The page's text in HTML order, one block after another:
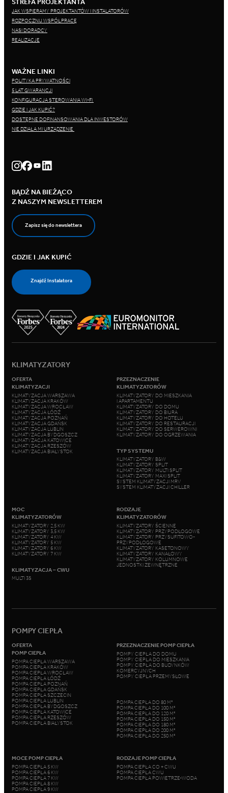
JAK WSPIERAMY PROJEKTANTÓW I INSTALATORÓW
ROZPOCZNIJ WSPÓŁPRACĘ
NASI DORADCY
REALIZACJE
WAŻNE LINKI
POLITYKA PRYWATNOŚCI
5 LAT GWARANCJI
KONFIGURACJA STEROWANIA WI-FI
GDZIE I JAK KUPIĆ?
DOSTĘPNE DOFINANSOWANIA DLA INWESTORÓW
NIE DZIAŁA MI URZĄDZENIE
BĄDŹ NA BIEŻĄCO
Z NASZYM NEWSLETTEREM
Zapisz się do newslettera
GDZIE I JAK KUPIĆ
Znajdź Instalatora
KLIMATYZATORY
OFERTA
KLIMATYZACJI
KLIMATYZACJA WARSZAWA
KLIMATYZACJA KRAKÓW
KLIMATYZACJA WROCŁAW
KLIMATYZACJA ŁÓDŹ
KLIMATYZACJA POZNAŃ
KLIMATYZACJA GDAŃSK
KLIMATYZACJA LUBLIN
KLIMATYZACJA BYDGOSZCZ
KLIMATYZACJA KATOWICE
KLIMATYZACJA RZESZÓW
KLIMATYZACJA BIAŁYSTOK
PRZEZNACZENIE
KLIMATYZATORÓW
KLIMATYZATORY DO MIESZKANIA
I APARTAMENTU
KLIMATYZATORY DO DOMU
KLIMATYZATORY DO BIURA
KLIMATYZATORY DO HOTELU
KLIMATYZATORY DO RESTAURACJI
KLIMATYZATORY DO SERWEROWNI
KLIMATYZATORY DO OGRZEWANIA
TYP SYSTEMU
KLIMATYZATORY B&W
KLIMATYZATORY SPLIT
KLIMATYZATORY MULTI SPLIT
KLIMATYZATORY MAXI SPLIT
SYSTEM KLIMATYZACJI MRV
SYSTEM KLIMATYZACJI CHILLER
MOC
KLIMATYZATORÓW
KLIMATYZATORY 2,5 KW
KLIMATYZATORY 3,5 KW
KLIMATYZATORY 4 KW
KLIMATYZATORY 5 KW
KLIMATYZATORY 6 KW
KLIMATYZATORY 7 KW
KLIMATYZACJA – CWU
MULTI 3S
RODZAJE
KLIMATYZATORÓW
KLIMATYZATORY ŚCIENNE
KLIMATYZATORY PRZYPODŁOGOWE
KLIMATYZATORY PRZYSUFITOWO-
PRZYPODŁOGOWE
KLIMATYZATORY KASETONOWY
KLIMATYZATORY KANAŁOWY
KLIMATYZATORY KOLUMNOWE
JEDNOSTKI ZEWNĘTRZNE
POMPY CIEPŁA
OFERTA
POMP CIEPŁA
POMPA CIEPŁA WARSZAWA
POMPA CIEPŁA KRAKÓW
POMPA CIEPŁA WROCŁAW
POMPA CIEPŁA ŁÓDŹ
POMPA CIEPŁA POZNAŃ
POMPA CIEPŁA GDAŃSK
POMPA CIEPŁA SZCZECIN
POMPA CIEPŁA LUBLIN
POMPA CIEPŁA BYDGOSZCZ
POMPA CIEPŁA KATOWICE
POMPA CIEPŁA RZESZÓW
POMPA CIEPŁA BIAŁYSTOK
PRZEZNACZENIE POMP CIEPŁA
POMPY CIEPŁA DO DOMU
POMPY CIEPŁA DO MIESZKANIA
POMPY CIEPŁA DO BUDYNKÓW
KOMERCYJNYCH
POMPY CIEPŁA PRZEMYSŁOWE
POMPA CIEPŁA DO 80 M²
POMPA CIEPŁA DO 100 M²
POMPA CIEPŁA DO 120 M²
POMPA CIEPŁA DO 150 M²
POMPA CIEPŁA DO 180 M²
POMPA CIEPŁA DO 200 M²
POMPA CIEPŁA DO 250 M²
MOCE POMP CIEPŁA
POMPA CIEPŁA 5 KW
POMPA CIEPŁA 6 KW
POMPA CIEPŁA 7 KW
POMPA CIEPŁA 8 KW
POMPA CIEPŁA 9 KW
RODZAJE POMP CIEPŁA
POMPA CIEPŁA CO + CWU
POMPA CIEPŁA CWU
POMPA CIEPŁA POWIETRZE-WODA